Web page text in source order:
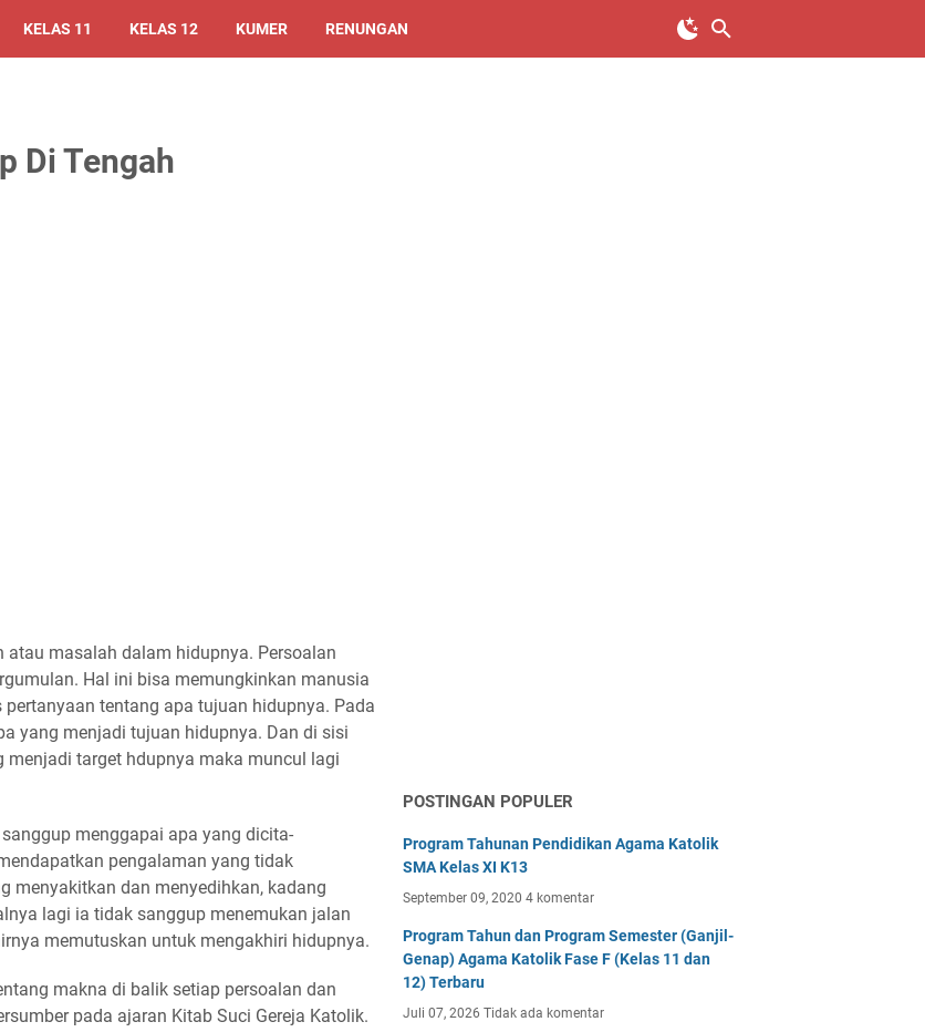
KELAS 11 KELAS 12 KUMER RENUNGAN
Di Tengah
masalah dalam hidupnya. Persoalan
Hal ini bisa memungkinkan manusia
tentang apa tujuan hidupnya. Pada
yang menjadi tujuan hidupnya. Dan di sisi
target hdupnya maka muncul lagi
menggapai apa yang dicita-
pengalaman yang tidak
menyakitkan dan menyedihkan, kadang
lagi ia tidak sanggup menemukan jalan
memutuskan untuk mengakhiri hidupnya.
makna di balik setiap persoalan dan
pada ajaran Kitab Suci Gereja Katolik.
POSTINGAN POPULER
Program Tahunan Pendidikan Agama Katolik
SMA Kelas XI K13
September 09, 2020 4 komentar
Program Tahun dan Program Semester (Ganjil-
Genap) Agama Katolik Fase F (Kelas 11 dan
12) Terbaru
Juli 07, 2026 Tidak ada komentar